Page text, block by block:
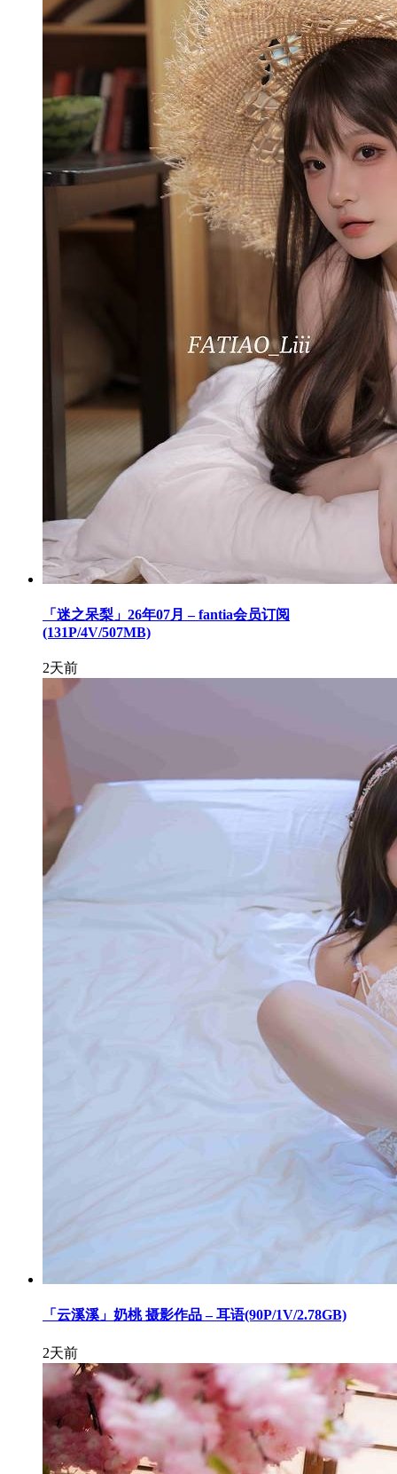
「迷之呆梨」26年07月 – fantia会员订阅
(131P/4V/507MB)
2天前
「云溪溪」奶桃 摄影作品 – 耳语(90P/1V/2.78GB)
2天前